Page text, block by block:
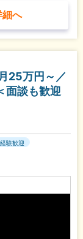
細へ
25万円～／
面談も歓迎
験歓迎